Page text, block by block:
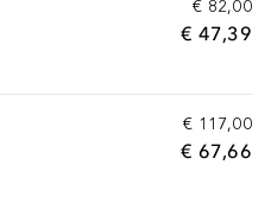
€ 82,00
€ 47,39
€ 117,00
€ 67,66